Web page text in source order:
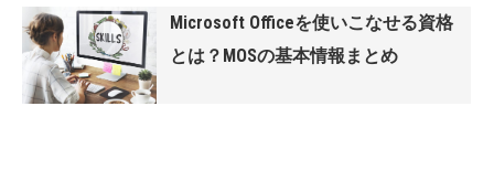
Microsoft Officeを使いこなせる資格
とは？MOSの基本情報まとめ